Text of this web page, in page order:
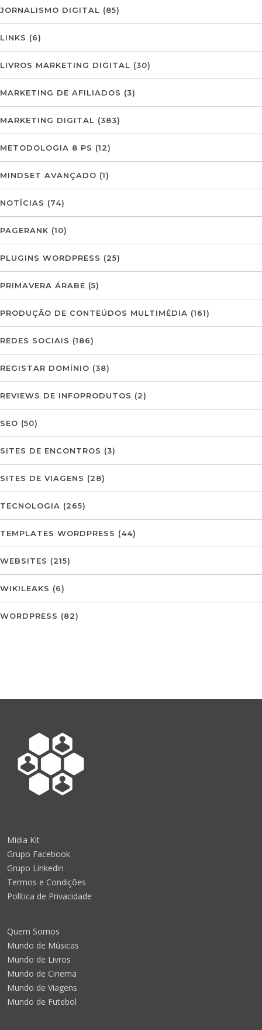
JORNALISMO DIGITAL (85)
LINKS (6)
LIVROS MARKETING DIGITAL (30)
MARKETING DE AFILIADOS (3)
MARKETING DIGITAL (383)
METODOLOGIA 8 PS (12)
MINDSET AVANÇADO (1)
NOTÍCIAS (74)
PAGERANK (10)
PLUGINS WORDPRESS (25)
PRIMAVERA ÁRABE (5)
PRODUÇÃO DE CONTEÚDOS MULTIMÉDIA (161)
REDES SOCIAIS (186)
REGISTAR DOMÍNIO (38)
REVIEWS DE INFOPRODUTOS (2)
SEO (50)
SITES DE ENCONTROS (3)
SITES DE VIAGENS (28)
TECNOLOGIA (265)
TEMPLATES WORDPRESS (44)
WEBSITES (215)
WIKILEAKS (6)
WORDPRESS (82)
Mídia Kit
Grupo Facebook
Grupo Linkedin
Termos e Condições
Política de Privacidade
Quem Somos
Mundo de Músicas
Mundo de Livros
Mundo de Cinema
Mundo de Viagens
Mundo de Futebol